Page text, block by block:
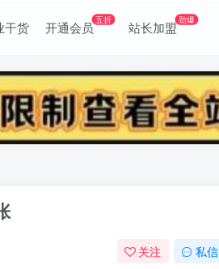
干货 开通会员五折 站长加盟劲爆
关注 私信